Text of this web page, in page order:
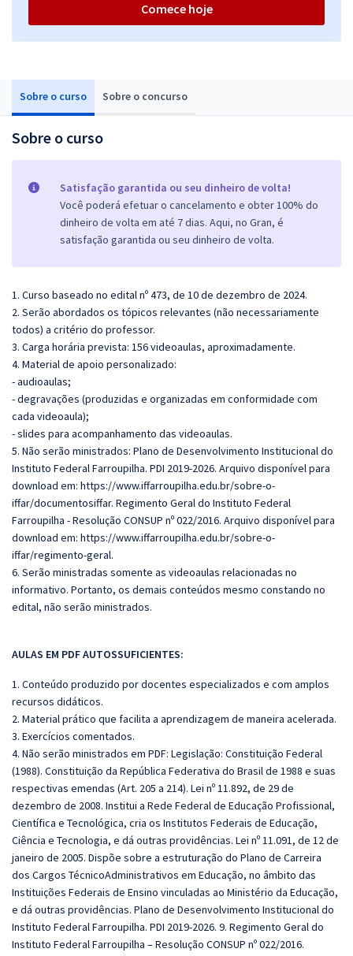
Sobre o curso Sobre o concurso
Sobre o curso
Satisfação garantida ou seu dinheiro de volta!
Você poderá efetuar o cancelamento e obter 100% do
dinheiro de volta em até 7 dias. Aqui, no Gran, é
satisfação garantida ou seu dinheiro de volta.
1. Curso baseado no edital nº 473, de 10 de dezembro de 2024.
2. Serão abordados os tópicos relevantes (não necessariamente
todos) a critério do professor.
3. Carga horária prevista: 156 videoaulas, aproximadamente.
4. Material de apoio personalizado:
- audioaulas;
- degravações (produzidas e organizadas em conformidade com
cada videoaula);
- slides para acompanhamento das videoaulas.
5. Não serão ministrados: Plano de Desenvolvimento Institucional do
Instituto Federal Farroupilha. PDI 2019-2026. Arquivo disponível para
download em: https://www.iffarroupilha.edu.br/sobre-o-
iffar/documentosiffar. Regimento Geral do Instituto Federal
Farroupilha - Resolução CONSUP nº 022/2016. Arquivo disponível para
download em: https://www.iffarroupilha.edu.br/sobre-o-
iffar/regimento-geral.
6. Serão ministradas somente as videoaulas relacionadas no
informativo. Portanto, os demais conteúdos mesmo constando no
edital, não serão ministrados.
AULAS EM PDF AUTOSSUFICIENTES:
1. Conteúdo produzido por docentes especializados e com amplos
recursos didáticos.
2. Material prático que facilita a aprendizagem de maneira acelerada.
3. Exercícios comentados.
4. Não serão ministrados em PDF: Legislação: Constituição Federal
(1988). Constituição da República Federativa do Brasil de 1988 e suas
respectivas emendas (Art. 205 a 214). Lei nº 11.892, de 29 de
dezembro de 2008. Institui a Rede Federal de Educação Profissional,
Científica e Tecnológica, cria os Institutos Federais de Educação,
Ciência e Tecnologia, e dá outras providências. Lei nº 11.091, de 12 de
janeiro de 2005. Dispõe sobre a estruturação do Plano de Carreira
dos Cargos TécnicoAdministrativos em Educação, no âmbito das
Instituições Federais de Ensino vinculadas ao Ministério da Educação,
e dá outras providências. Plano de Desenvolvimento Institucional do
Instituto Federal Farroupilha. PDI 2019-2026. 9. Regimento Geral do
Instituto Federal Farroupilha – Resolução CONSUP nº 022/2016.
Comece hoje